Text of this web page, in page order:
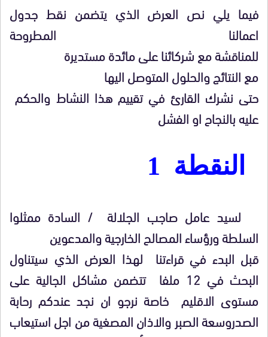
فيما يلي نص العرض الذي يتضمن نقط جدول
اعمالنا المطروحة
للمناقشة مع شركائنا على مائدة مستديرة
مع النتائج والحلول المتوصل اليها
حتى نشرك القارئ في تقييم هذا النشاط والحكم
عليه بالنجاح او الفشل
النقطة 1
لسيد عامل صاجب الجلالة / السادة ممثلوا
السلطة ورؤساء المصالح الخارجية والمدعوين
قبل البدء في قراءتنا لهذا العرض الذي سيتناول
البحث في 12 ملفا تتضمن مشاكل الجالية على
مستوى الاقليم خاصة نرجو ان نجد عندكم رحابة
الصدروسعة الصبر والاذان المصغية من اجل استيعاب